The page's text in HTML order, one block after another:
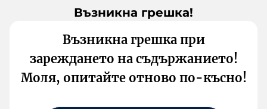
Възникна грешка!
Възникна грешка при
зареждането на съдържанието!
Моля, опитайте отново по-късно!